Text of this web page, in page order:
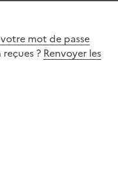
mot de passe
? Renvoyer les